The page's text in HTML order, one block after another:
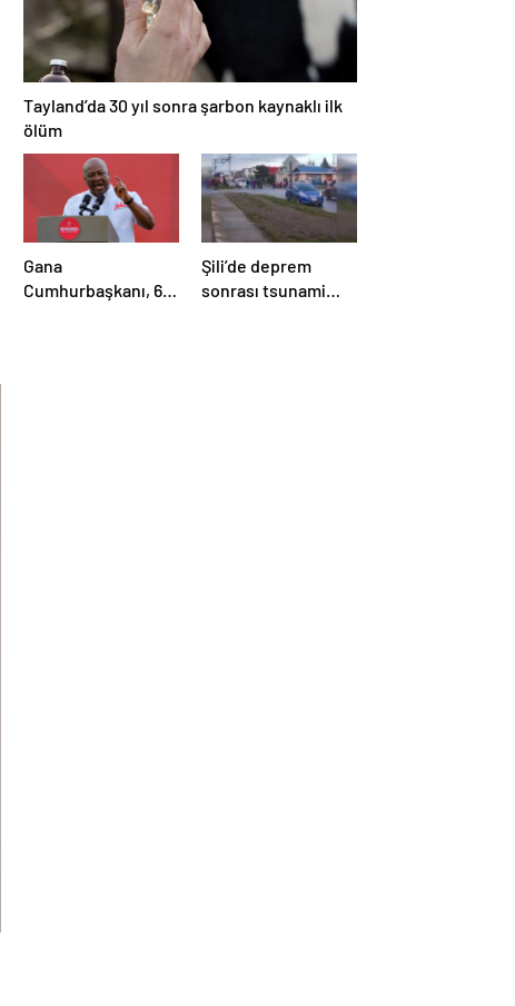
Tayland’da 30 yıl sonra şarbon kaynaklı ilk
ölüm
Gana
Cumhurbaşkanı, 6
Şili’de deprem
sonrası tsunami